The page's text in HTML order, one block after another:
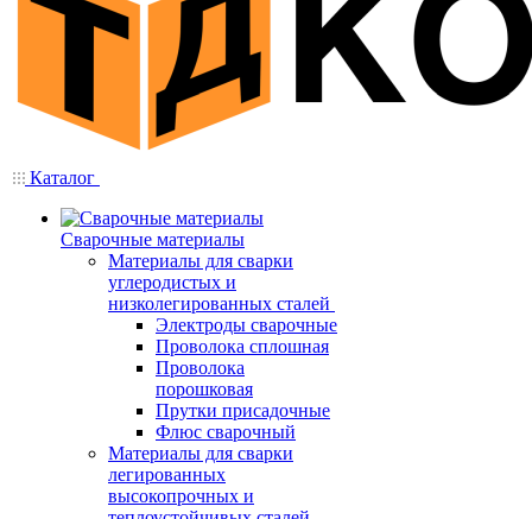
Каталог
Сварочные материалы
Материалы для сварки
углеродистых и
низколегированных сталей
Электроды сварочные
Проволока сплошная
Проволока
порошковая
Прутки присадочные
Флюс сварочный
Материалы для сварки
легированных
высокопрочных и